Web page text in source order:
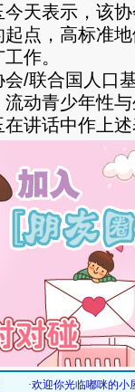
天表示，该
点，高标准
作。
联合国人口基
动青少年性
讲话中作上